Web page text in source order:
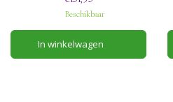
Horses van byASTRUP®.
Beschikbaar
In winkelwagen